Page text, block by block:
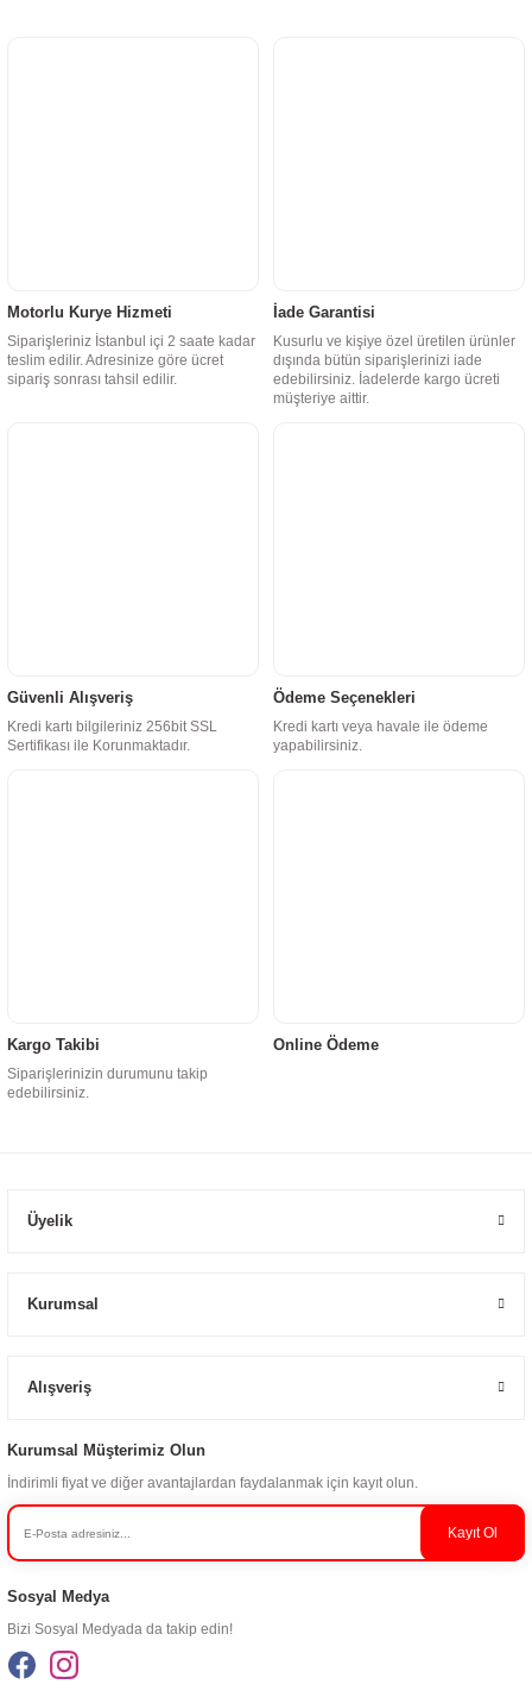
Motorlu Kurye Hizmeti
Siparişleriniz İstanbul içi 2 saate kadar
teslim edilir. Adresinize göre ücret
sipariş sonrası tahsil edilir.
İade Garantisi
Kusurlu ve kişiye özel üretilen ürünler
dışında bütün siparişlerinizi iade
edebilirsiniz. İadelerde kargo ücreti
müşteriye aittir.
Güvenli Alışveriş
Kredi kartı bilgileriniz 256bit SSL
Sertifikası ile Korunmaktadır.
Ödeme Seçenekleri
Kredi kartı veya havale ile ödeme
yapabilirsiniz.
Kargo Takibi
Siparişlerinizin durumunu takip
edebilirsiniz.
Online Ödeme
Üyelik
Kurumsal
Alışveriş
Kurumsal Müşterimiz Olun
İndirimli fiyat ve diğer avantajlardan faydalanmak için kayıt olun.
Kayıt Ol
Sosyal Medya
Bizi Sosyal Medyada da takip edin!